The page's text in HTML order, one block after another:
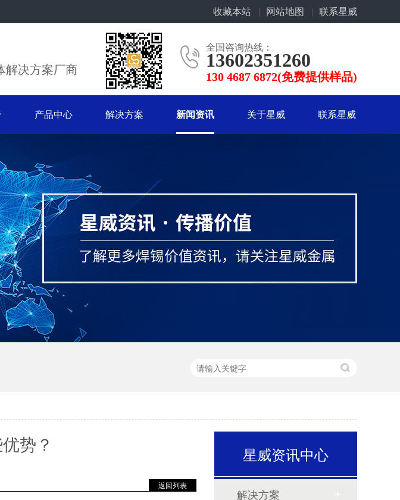
收藏本站 | 网站地图 | 联系星威
全国咨询热线：
13602351260
130 4687 6872(免费提供样品)
解决方案厂商
产品中心 解决方案 新闻资讯 关于星威 联系星威
势？
返回列表
星威资讯中心
解决方案